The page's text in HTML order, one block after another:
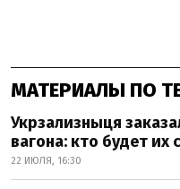
МАТЕРИАЛЫ ПО
Укрзализныця
вагона: кто будет их
22 ИЮЛЯ, 16:30